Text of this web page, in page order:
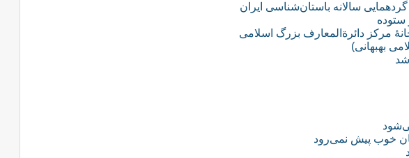
سالانه باستان‌شناسی ایران
ستوده
مرکز دائرةالمعارف بزرگ اسلامی
بهبهانی)
شد